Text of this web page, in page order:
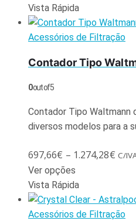
Vista Rápida
Acessórios de Filtração
Contador Tipo
0out of 5
Contador Tipo Waltmann
diversos modelos para a
697,66€ – 1.274,28€ C/
Ver opções
Vista Rápida
Acessórios de Filtração